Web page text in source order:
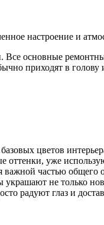
настроение и
Все основные
приходят в голову
цветов
уже
частью
украшают не только
радуют глаз и